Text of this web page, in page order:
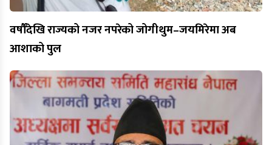
वर्षौँदेखि राज्यको नजर नपरेको जोगीथुम–जयमिरेमा अब
आशाको पुल